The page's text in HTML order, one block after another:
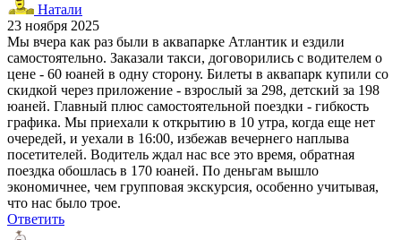
Натали
23 ноября 2025
Мы вчера как раз были в аквапарке Атлантик и ездили
самостоятельно. Заказали такси, договорились с водителем о
цене - 60 юаней в одну сторону. Билеты в аквапарк купили со
скидкой через приложение - взрослый за 298, детский за 198
юаней. Главный плюс самостоятельной поездки - гибкость
графика. Мы приехали к открытию в 10 утра, когда еще нет
очередей, и уехали в 16:00, избежав вечернего наплыва
посетителей. Водитель ждал нас все это время, обратная
поездка обошлась в 170 юаней. По деньгам вышло
экономичнее, чем групповая экскурсия, особенно учитывая,
что нас было трое.
Ответить